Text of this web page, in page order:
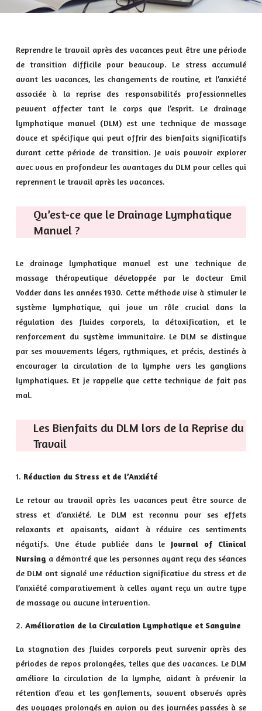
Reprendre le travail après des vacances peut être une période
de transition difficile pour beaucoup. Le stress accumulé
avant les vacances, les changements de routine, et l’anxiété
associée à la reprise des responsabilités professionnelles
peuvent affecter tant le corps que l’esprit. Le drainage
lymphatique manuel (DLM) est une technique de massage
douce et spécifique qui peut offrir des bienfaits significatifs
durant cette période de transition. Je vais pouvoir explorer
avec vous en profondeur les avantages du DLM pour celles qui
reprennent le travail après les vacances.
Qu’est-ce que le Drainage Lymphatique
Manuel ?
Le drainage lymphatique manuel est une technique de
massage thérapeutique développée par le docteur Emil
Vodder dans les années 1930. Cette méthode vise à stimuler le
système lymphatique, qui joue un rôle crucial dans la
régulation des fluides corporels, la détoxification, et le
renforcement du système immunitaire. Le DLM se distingue
par ses mouvements légers, rythmiques, et précis, destinés à
encourager la circulation de la lymphe vers les ganglions
lymphatiques. Et je rappelle que cette technique de fait pas
mal.
Les Bienfaits du DLM lors de la Reprise du
Travail
Réduction du Stress et de l’Anxiété
Le retour au travail après les vacances peut être source de
stress et d’anxiété. Le DLM est reconnu pour ses effets
relaxants et apaisants, aidant à réduire ces sentiments
négatifs. Une étude publiée dans le Journal of Clinical
Nursing a démontré que les personnes ayant reçu des séances
de DLM ont signalé une réduction significative du stress et de
l’anxiété comparativement à celles ayant reçu un autre type
de massage ou aucune intervention.
Amélioration de la Circulation Lymphatique et Sanguine
La stagnation des fluides corporels peut survenir après des
périodes de repos prolongées, telles que des vacances. Le DLM
améliore la circulation de la lymphe, aidant à prévenir la
rétention d’eau et les gonflements, souvent observés après
des voyages prolongés en avion ou des journées passées à se